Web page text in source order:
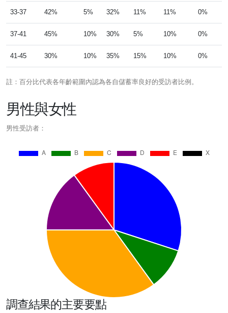
33-37 42% 5% 32% 11% 11% 0%
37-41 45% 10% 30% 5% 10% 0%
41-45 30% 10% 35% 15% 10% 0%
註：百分比代表各年齡範圍內認為各自儲蓄率良好的受訪者比例。
男性與女性
男性受訪者：
調查結果的主要要點